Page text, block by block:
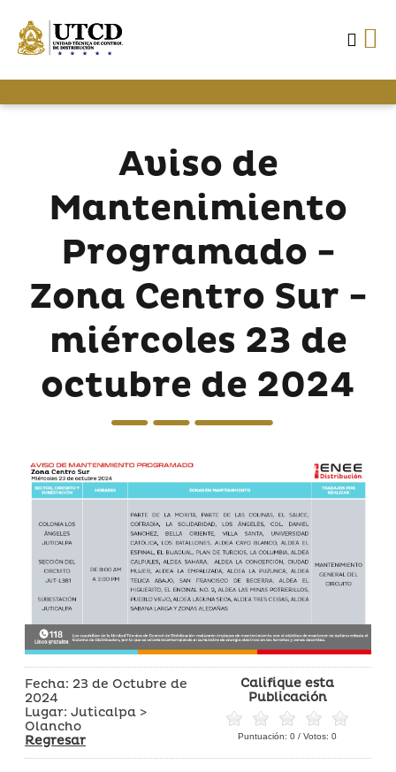
Aviso de
Mantenimiento
Programado -
Zona Centro Sur -
miércoles 23 de
octubre de 2024
Fecha: 23 de Octubre de
2024
Lugar: Juticalpa >
Olancho
Regresar
Califique esta
Publicación
Puntuación: 0 / Votos: 0